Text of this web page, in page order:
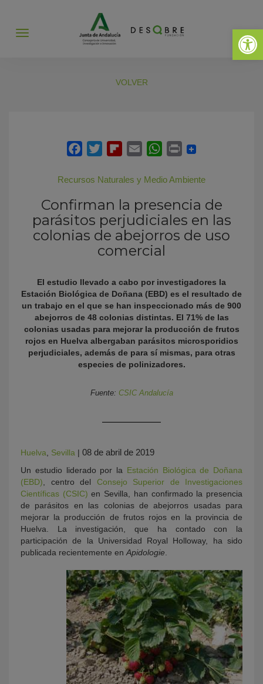
Abrir
Abrir
VOLVER
Recursos Naturales y Medio Ambiente
Confirman la presencia de
parásitos perjudiciales en las
colonias de abejorros de uso
comercial
El estudio llevado a cabo por investigadores la
Estación Biológica de Doñana (EBD) es el resultado de
un trabajo en el que se han inspeccionado más de 900
abejorros de 48 colonias distintas. El 71% de las
colonias usadas para mejorar la producción de frutos
rojos en Huelva albergaban parásitos microsporidios
perjudiciales, además de para sí mismas, para otras
especies de polinizadores.
Fuente: CSIC Andalucía
Huelva Sevilla | 08 de abril de 2019
Un estudio liderado por la Estación Biológica de Doñana
(EBD) , centro del Consejo Superior de Investigaciones
Científicas (CSIC) en Sevilla, han confirmado la presencia
de parásitos en las colonias de abejorros usadas para
mejorar la producción de frutos rojos en la provincia de
Huelva. La investigación, que ha contado con la
participación de la Universidad Royal Holloway, ha sido
publicada recientemente en Apidologie